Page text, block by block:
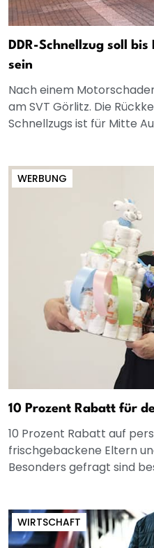
DDR-Schnellzug soll
sein
Nach einem
am SVT Görlitz. Die
Schnellzugs ist für Mitte
WERBUNG
10 Prozent Rabatt für
10 Prozent Rabatt auf
frischgebackene Eltern
Besonders gefragt sind
WIRTSCHAFT